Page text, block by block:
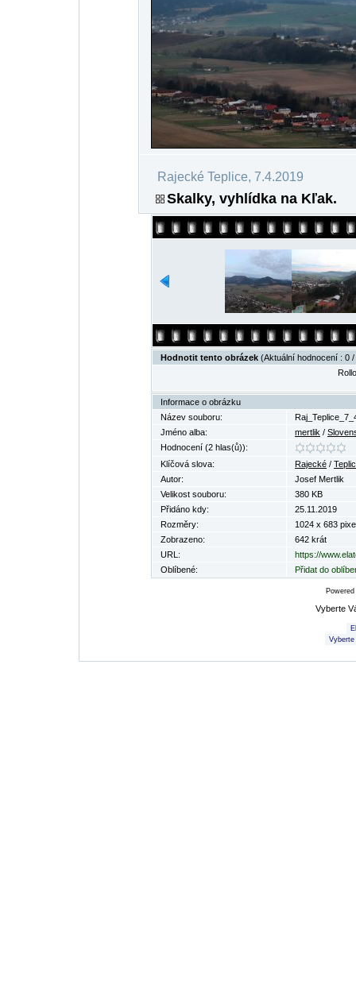
Rajecké Teplice, 7.4.2019
Skalky, vyhlídka na Kľak.
Hodnotit tento obrázek (Aktuální hodnocení : 0
Informace o obrázku
Název souboru:
Jméno alba:
mertlik /
Hodnocení (2 hlas(ů)):
Klíčová slova:
Rajecké /
Autor:
Josef Mertlik
Velikost souboru:
380 KB
Přidáno kdy:
25.11.2019
Rozměry:
1024 x 683
Zobrazeno:
642 krát
URL:
https://
Oblíbené:
Přidat do
Vyberte